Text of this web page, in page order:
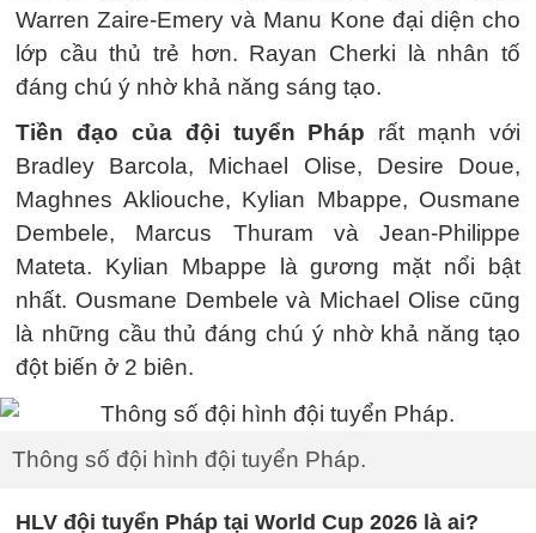
Warren Zaire-Emery và Manu Kone đại diện cho
lớp cầu thủ trẻ hơn. Rayan Cherki là nhân tố
đáng chú ý nhờ khả năng sáng tạo.
Tiền đạo của đội tuyển Pháp rất mạnh với
Bradley Barcola, Michael Olise, Desire Doue,
Maghnes Akliouche, Kylian Mbappe, Ousmane
Dembele, Marcus Thuram và Jean-Philippe
Mateta. Kylian Mbappe là gương mặt nổi bật
nhất. Ousmane Dembele và Michael Olise cũng
là những cầu thủ đáng chú ý nhờ khả năng tạo
đột biến ở 2 biên.
Thông số đội hình đội tuyển Pháp.
HLV đội tuyển Pháp tại World Cup 2026 là ai?